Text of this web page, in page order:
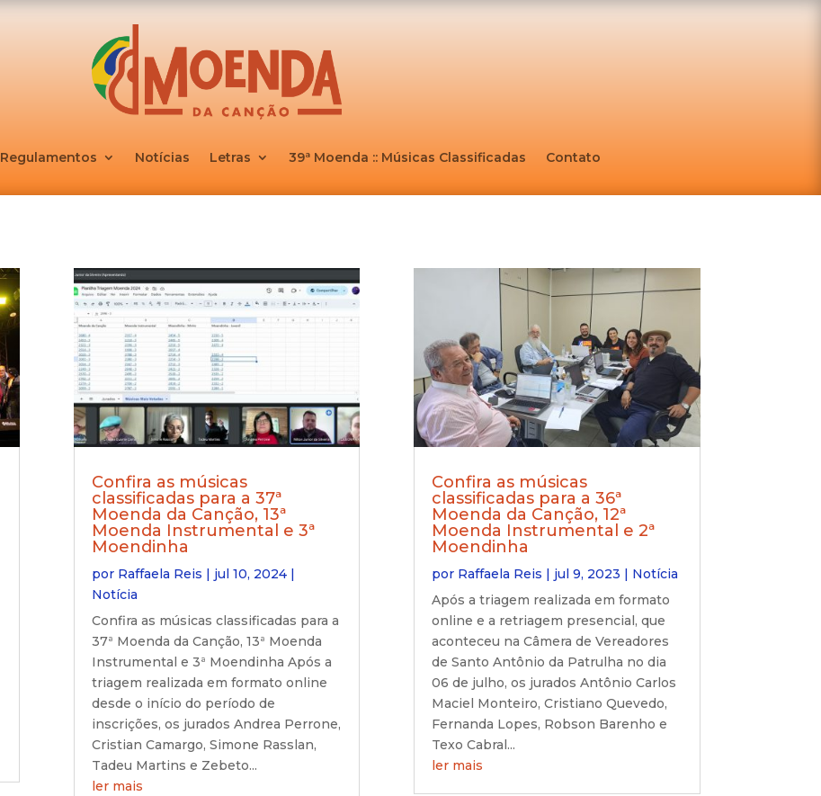
Regulamentos Notícias Letras 39ª Moenda :: Músicas Classificadas Contato
Confira as músicas
classificadas para a 37ª
Moenda da Canção, 13ª
Moenda Instrumental e 3ª
Moendinha
por Raffaela Reis | jul 10, 2024|
Notícia
Confira as músicas classificadas para a
37ª Moenda da Canção, 13ª Moenda
Instrumental e 3ª Moendinha Após a
triagem realizada em formato online
desde o início do período de
inscrições, os jurados Andrea Perrone,
Cristian Camargo, Simone Rasslan,
Tadeu Martins e Zebeto...
ler mais
Confira as músicas
classificadas para a 36ª
Moenda da Canção, 12ª
Moenda Instrumental e 2ª
Moendinha
por Raffaela Reis | jul 9, 2023 | Notícia
Após a triagem realizada em formato
online e a retriagem presencial, que
aconteceu na Câmera de Vereadores
de Santo Antônio da Patrulha no dia
06 de julho, os jurados Antônio Carlos
Maciel Monteiro, Cristiano Quevedo,
Fernanda Lopes, Robson Barenho e
Texo Cabral...
ler mais